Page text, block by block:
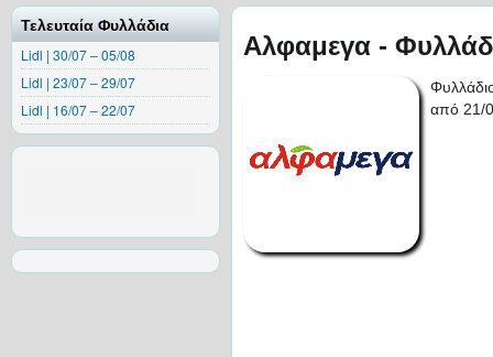
Τελευταία Φυλλάδια
Lidl | 30/07 – 05/08
Lidl | 23/07 – 29/07
Lidl | 16/07 – 22/07
Αλφαμεγα -
από 21/